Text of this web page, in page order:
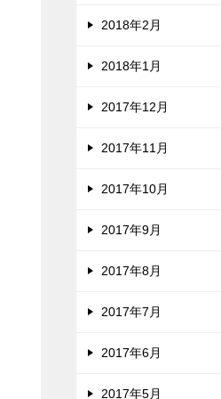
2018年2月
2018年1月
2017年12月
2017年11月
2017年10月
2017年9月
2017年8月
2017年7月
2017年6月
2017年5月